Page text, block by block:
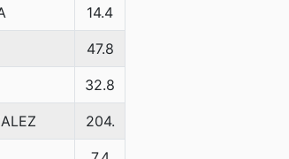
14.4
47.8
32.8
204.